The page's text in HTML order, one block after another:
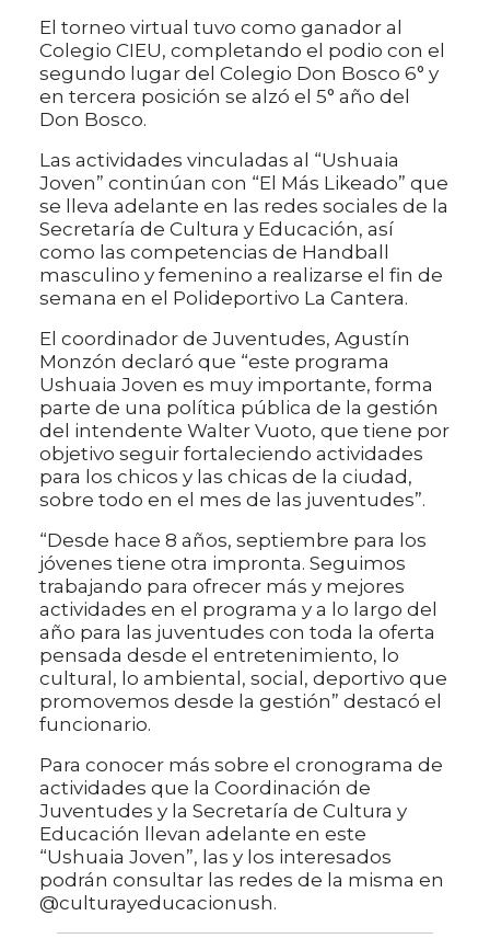
El torneo virtual tuvo como ganador al
Colegio CIEU, completando el podio con el
segundo lugar del Colegio Don Bosco 6° y
en tercera posición se alzó el 5° año del
Don Bosco.
Las actividades vinculadas al “Ushuaia
Joven” continúan con “El Más Likeado” que
se lleva adelante en las redes sociales de la
Secretaría de Cultura y Educación, así
como las competencias de Handball
masculino y femenino a realizarse el fin de
semana en el Polideportivo La Cantera.
El coordinador de Juventudes, Agustín
Monzón declaró que “este programa
Ushuaia Joven es muy importante, forma
parte de una política pública de la gestión
del intendente Walter Vuoto, que tiene por
objetivo seguir fortaleciendo actividades
para los chicos y las chicas de la ciudad,
sobre todo en el mes de las juventudes”.
“Desde hace 8 años, septiembre para los
jóvenes tiene otra impronta. Seguimos
trabajando para ofrecer más y mejores
actividades en el programa y a lo largo del
año para las juventudes con toda la oferta
pensada desde el entretenimiento, lo
cultural, lo ambiental, social, deportivo que
promovemos desde la gestión” destacó el
funcionario.
Para conocer más sobre el cronograma de
actividades que la Coordinación de
Juventudes y la Secretaría de Cultura y
Educación llevan adelante en este
“Ushuaia Joven”, las y los interesados
podrán consultar las redes de la misma en
@culturayeducacionush.